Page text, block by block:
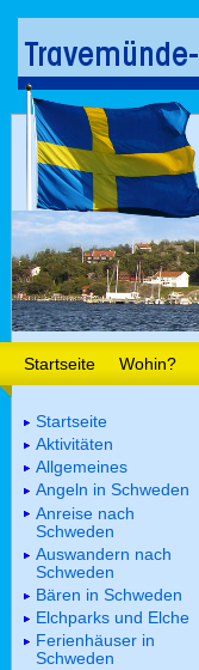
Startseite Wohin?
Startseite
Aktivitäten
Allgemeines
Angeln in Schweden
Anreise nach
Schweden
Auswandern nach
Schweden
Bären in Schweden
Elchparks und Elche
Ferienhäuser in
Schweden